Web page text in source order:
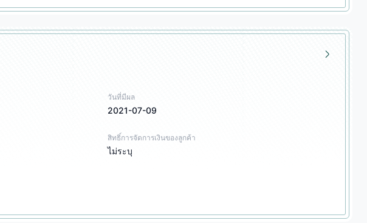
วันที่มีผล
2021-07-09
สิทธิ์การจัดการเงินของลูกค้า
ไม่ระบุ